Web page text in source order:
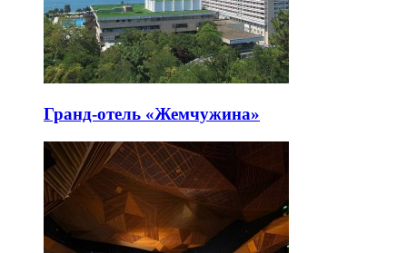
Гранд-отель «Жемчужина»